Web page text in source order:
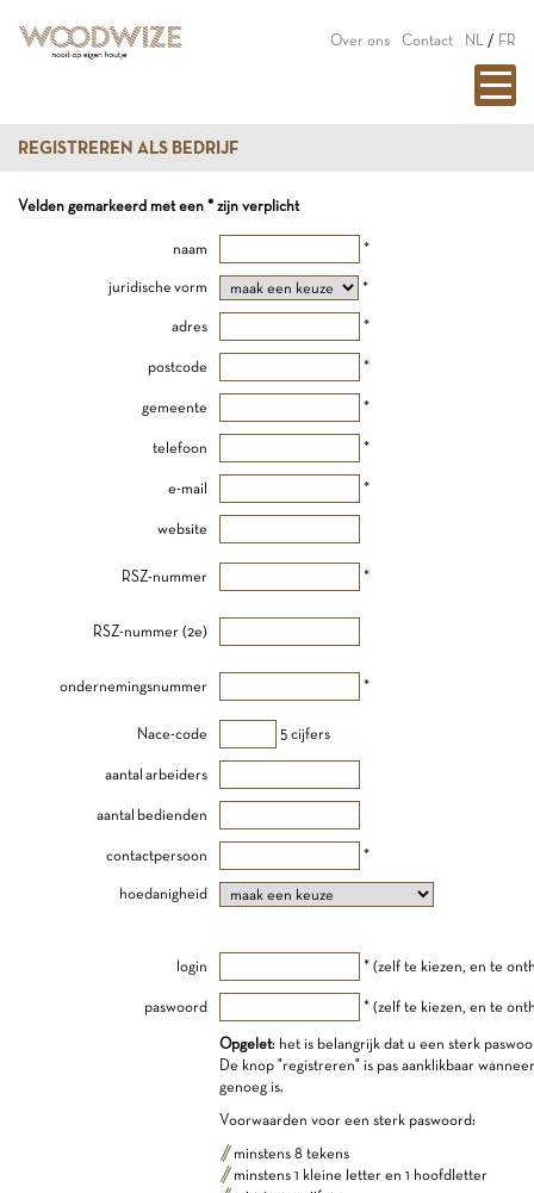
Over ons Contact NL / FR
REGISTREREN ALS BEDRIJF
Velden gemarkeerd met een * zijn verplicht
naam *
juridische vorm *
adres *
postcode *
gemeente *
telefoon *
e-mail *
website
RSZ-nummer *
RSZ-nummer (2e)
ondernemingsnummer *
Nace-code 5 cijfers
aantal arbeiders
aantal bedienden
contactpersoon *
hoedanigheid
login * (zelf te kiezen, en te
paswoord * (zelf te kiezen, en te
Opgelet: het is belangrijk dat u een sterk
De knop "registreren" is pas aanklikbaar
genoeg is.
Voorwaarden voor een sterk paswoord:
minstens 8 tekens
minstens 1 kleine letter en 1 hoofdletter